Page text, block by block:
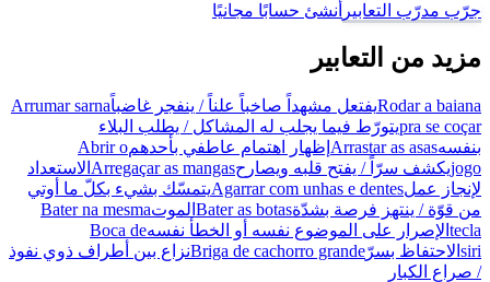
جرّب مدرّب التعابير أنشئ حسابًا مجانيًا
مزيد من التعابير
Rodar a baianaيفتعل مشهداً صاخباً علناً / ينفجر غاضباًArrumar sarna
pra se coçarيتورّط فيما يجلب له المشاكل / يطلب البلاء
بنفسهArrastar as asas إظهار اهتمام عاطفي بأحدهمAbrir o
jogoيكشف سرّاً / يفتح قلبه ويصارحArregaçar as mangas الاستعداد
لإنجاز عملAgarrar com unhas e dentesيتمسّك بشيء بكلّ ما أوتي
من قوّة / ينتهز فرصة بشدّةBater as botas الموتBater na mesma
tecla الإصرار على الموضوع نفسه أو الخطأ نفسهBoca de
siri الاحتفاظ بسرّBriga de cachorro grandeنزاع بين أطراف ذوي نفوذ
/ صراع الكبار